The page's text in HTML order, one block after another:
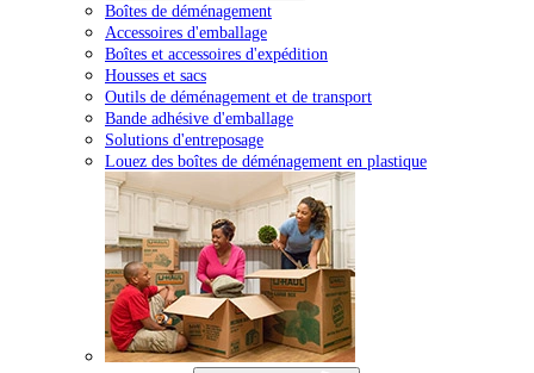
Boîtes de déménagement
Accessoires d'emballage
Boîtes et accessoires d'expédition
Housses et sacs
Outils de déménagement et de transport
Bande adhésive d'emballage
Solutions d'entreposage
Louez des boîtes de déménagement en plastique